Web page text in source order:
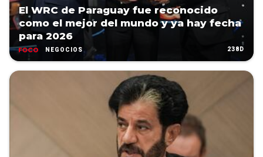
El WRC de Paraguay fue reconocido
como el mejor del mundo y ya hay fecha
para 2026
NEGOCIOS 238D